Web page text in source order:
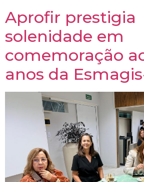
Aprofir prestigia
solenidade em
comemoração
anos da